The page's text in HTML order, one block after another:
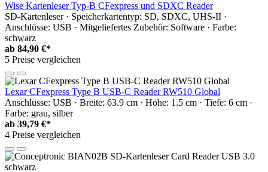
Wise Kartenleser Typ-B CFexpress und SDXC Reader
SD-Kartenleser · Speicherkartentyp: SD, SDXC, UHS-II ·
Anschlüsse: USB · Mitgeliefertes Zubehör: Software · Farbe:
schwarz
ab 84,90 €*
5 Preise vergleichen
Lexar CFexpress Type B USB-C Reader RW510 Global
Anschlüsse: USB · Breite: 63.9 cm · Höhe: 1.5 cm · Tiefe: 6 cm ·
Farbe: grau, silber
ab 39,79 €*
4 Preise vergleichen